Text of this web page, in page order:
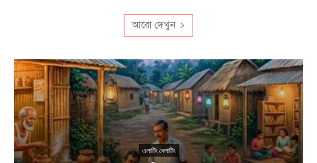
আরো দেখুন
এলাটিং বেলাটিং